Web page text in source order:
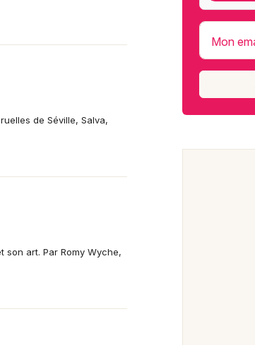
de Séville, Salva,
son art. Par Romy Wyche,
Mon